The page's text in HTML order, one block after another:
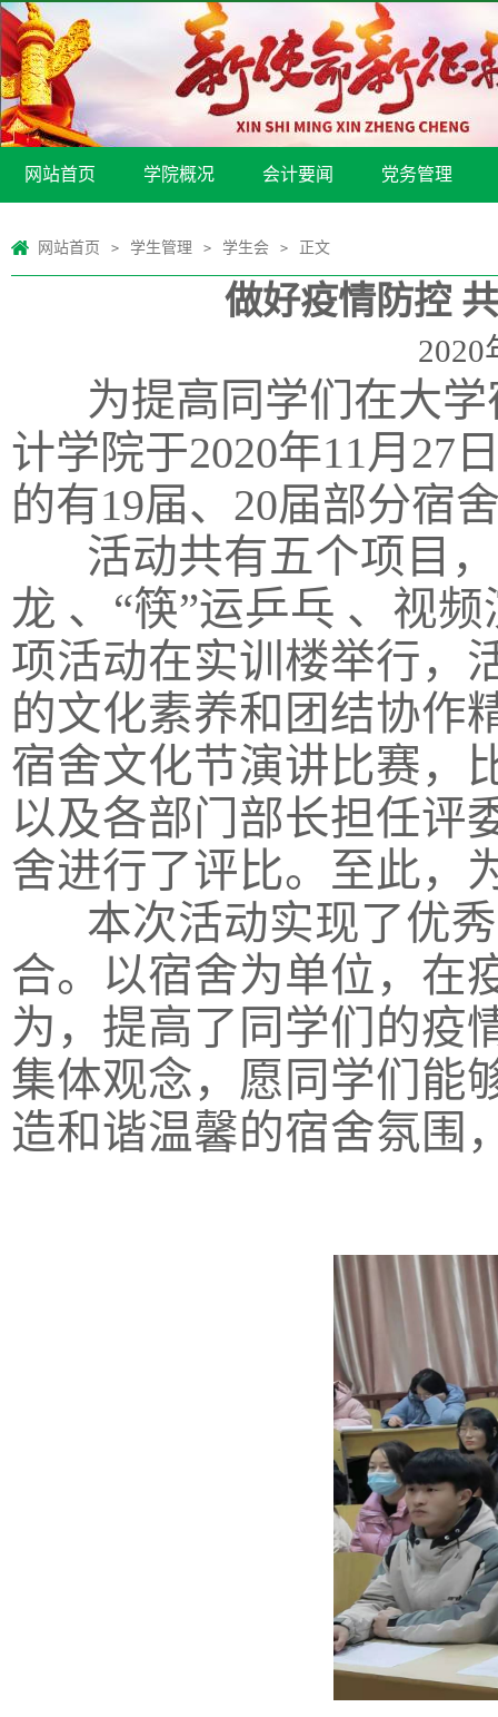
网站首页 学院概况 会计要闻 党务管理
网站首页 > 学生管理 > 学生会 > 正文
做好疫情防控
2020
为提高同学们在大学
计学院于2020年11月27
的有19届、20届部分宿
活动共有五个项目
龙 、“筷”运乒乓 、视
项活动在实训楼举行，
的文化素养和团结协作
宿舍文化节演讲比赛，
以及各部门部长担任评
舍进行了评比。至此，
本次活动实现了优
合。以宿舍为单位，在
为，提高了同学们的疫
集体观念，愿同学们能
造和谐温馨的宿舍氛围